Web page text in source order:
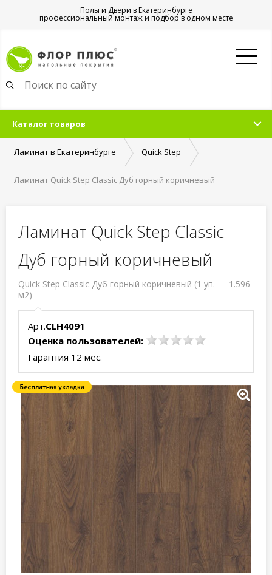
Полы и Двери в Екатеринбурге
профессиональный монтаж и подбор в одном месте
Каталог товаров
Ламинат в Екатеринбурге Quick Step
Ламинат Quick Step Classic Дуб горный коричневый
Ламинат Quick Step Classic
Дуб горный коричневый
Quick Step Classic Дуб горный коричневый (1 уп. — 1.596
м2)
Арт.CLH4091
Оценка пользователей:
Гарантия 12 мес.